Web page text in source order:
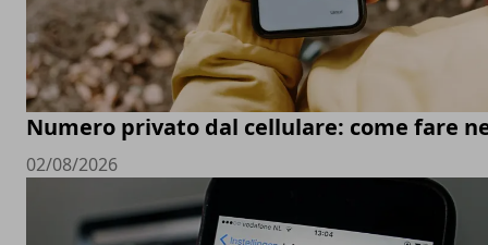
Numero privato dal cellulare: come fare
02/08/2026